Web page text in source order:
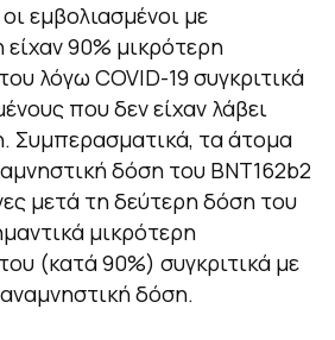
εμβολιασμένοι με
90% μικρότερη
λόγω COVID-19 συγκριτικά
που δεν είχαν λάβει
Συμπερασματικά, τα άτομα
δόση του BNT162b2
μετά τη δεύτερη δόση του
μικρότερη
(κατά 90%) συγκριτικά με
δόση.